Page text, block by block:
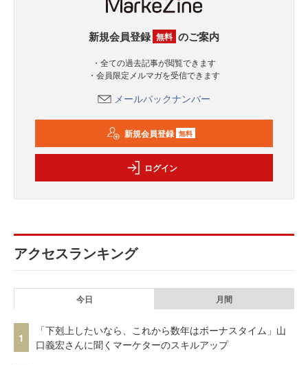
新規会員登録 無料 のご案内
・全ての過去記事が閲覧できます
・会員限定メルマガを受信できます
メールバックナンバー
新規会員登録 無料
ログイン
アクセスランキング
今日 月間
1
「下剋上したいなら、これから数年はボーナスタイム」山
口義宏さんに聞くマーケターのスキルアップ